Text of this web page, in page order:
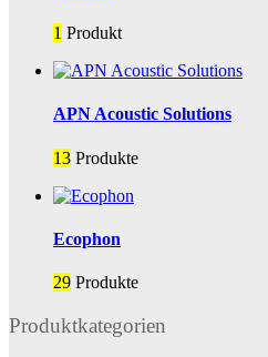
1 Produkt
APN Acoustic Solutions
13 Produkte
Ecophon
29 Produkte
Produktkategorien